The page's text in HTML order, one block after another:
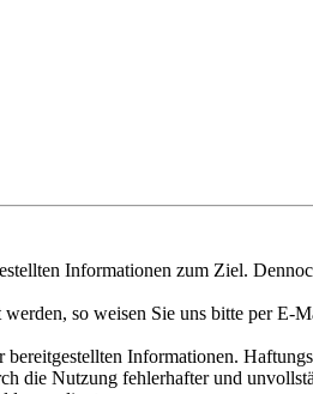
Informationen zum Ziel.
so weisen Sie uns bitte per E-
Informationen.
die Nutzung fehlerhafter und